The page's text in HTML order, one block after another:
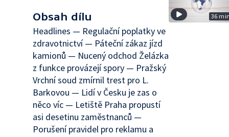
Obsah dílu
Headlines — Regulační poplatky ve
zdravotnictví — Páteční zákaz jízd
kamionů — Nucený odchod Želázka
z funkce provázejí spory — Pražský
Vrchní soud zmírnil trest pro L.
Barkovou — Lidí v Česku je zas o
něco víc — Letiště Praha propustí
asi desetinu zaměstnanců —
Porušení pravidel pro reklamu a
36